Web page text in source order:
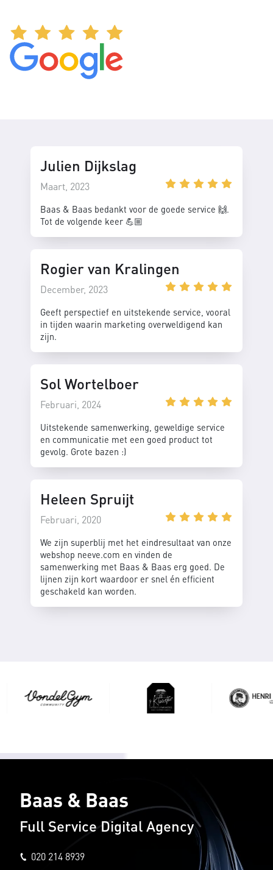
Julien Dijkslag
Maart, 2023
Baas & Baas bedankt voor de goede service 🙌.
Tot de volgende keer 💪🏼
Rogier van Kralingen
December, 2023
Geeft perspectief en uitstekende service, vooral
in tijden waarin marketing overweldigend kan
zijn.
Sol Wortelboer
Februari, 2024
Uitstekende samenwerking, geweldige service
en communicatie met een goed product tot
gevolg. Grote bazen :)
Heleen Spruijt
Februari, 2020
We zijn superblij met het eindresultaat van onze
webshop neeve.com en vinden de
samenwerking met Baas & Baas erg goed. De
lijnen zijn kort waardoor er snel én efficient
geschakeld kan worden.
Baas & Baas
Full Service Digital Agency
020 214 8939